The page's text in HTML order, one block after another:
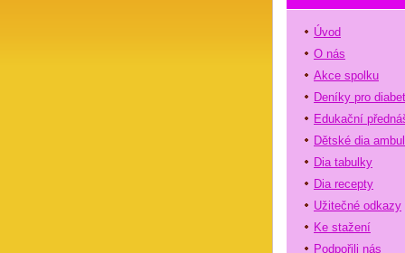
Úvod
O nás
Akce spolku
Deníky pro
Edukační
Dětské dia
Dia tabulky
Dia recepty
Užitečné odkazy
Ke stažení
Podpořili nás